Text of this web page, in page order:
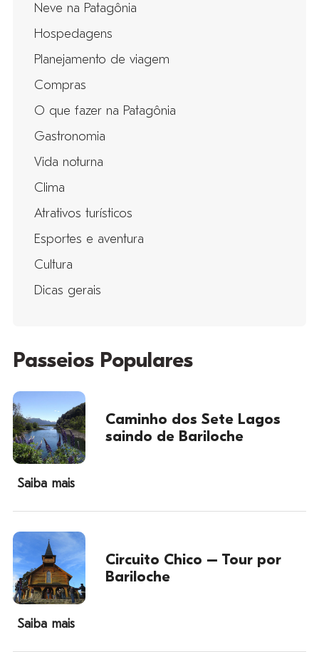
Neve na Patagônia
Hospedagens
Planejamento de viagem
Compras
O que fazer na Patagônia
Gastronomia
Vida noturna
Clima
Atrativos turísticos
Esportes e aventura
Cultura
Dicas gerais
Passeios Populares
Caminho dos Sete Lagos
saindo de Bariloche
Saiba mais
Circuito Chico – Tour por
Bariloche
Saiba mais